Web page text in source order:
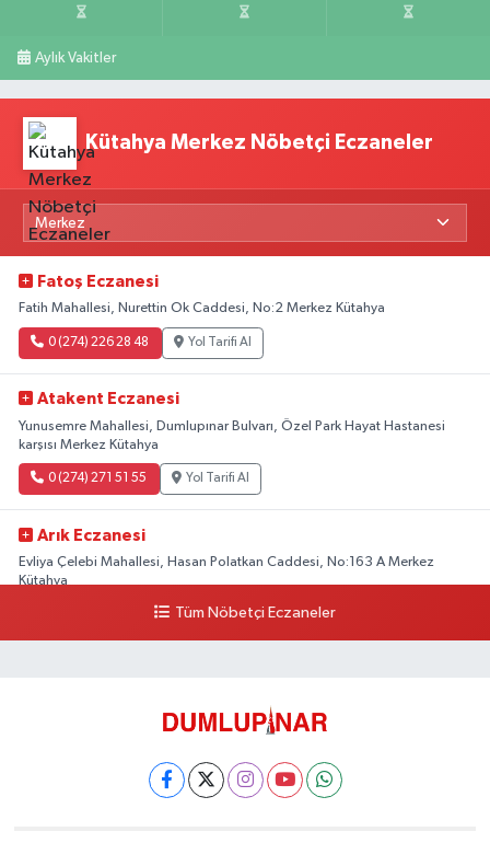
Aylık Vakitler
Kütahya Merkez Nöbetçi Eczaneler
Fatoş Eczanesi
Fatih Mahallesi, Nurettin Ok Caddesi, No:2 Merkez Kütahya
0 (274) 226 28 48 Yol Tarifi Al
Atakent Eczanesi
Yunusemre Mahallesi, Dumlupınar Bulvarı, Özel Park Hayat Hastanesi
karşısı Merkez Kütahya
0 (274) 271 51 55 Yol Tarifi Al
Arık Eczanesi
Evliya Çelebi Mahallesi, Hasan Polatkan Caddesi, No:163 A Merkez
Kütahya
Yol Tarifi Al
Tüm Nöbetçi Eczaneler